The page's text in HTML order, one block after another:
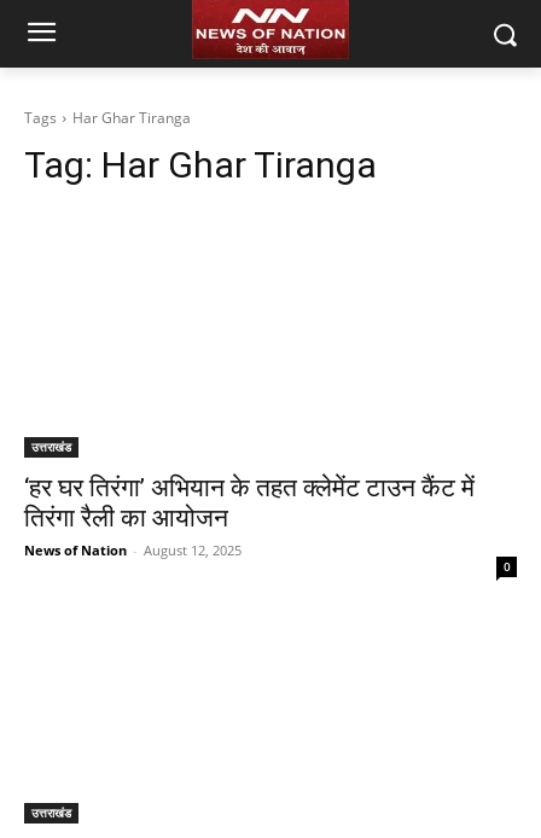
Tags Har Ghar Tiranga
Tag: Har Ghar Tiranga
उत्तराखंड
‘हर घर तिरंगा’ अभियान के तहत क्लेमेंट टाउन कैंट में
तिरंगा रैली का आयोजन
News of Nation - August 12, 2025
0
उत्तराखंड